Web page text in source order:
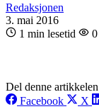
Redaksjonen
3. mai 2016
1 min lesetid
0
Del denne artikkelen
Facebook
X